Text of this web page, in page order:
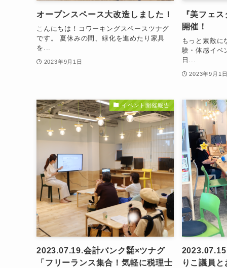
オープンスペース大改造しました！
こんにちは！コワーキングスペースツナグ
です。 夏休みの間、緑化を進めたり家具
を...
2023年9月1日
『美フェ
開催！
もっと素敵に
験・体感イベ
日...
2023年9月1
イベント開催報告
2023.07.19.会計バンク㍿×ツナグ
「フリーランス集合！気軽に税理士
りこ議員